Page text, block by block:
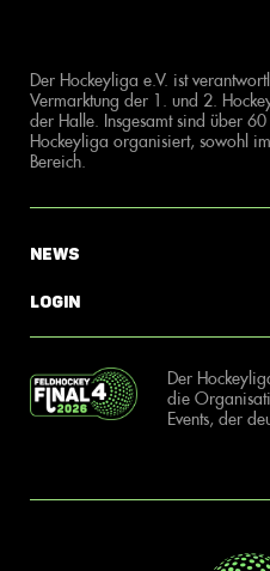
Der Hockeyliga e.V. ist
Vermarktung der 1. und 2.
der Halle. Insgesamt sind über
Hockeyliga organisiert, sowohl
Bereich.
News
Login
Der
die
Events, der